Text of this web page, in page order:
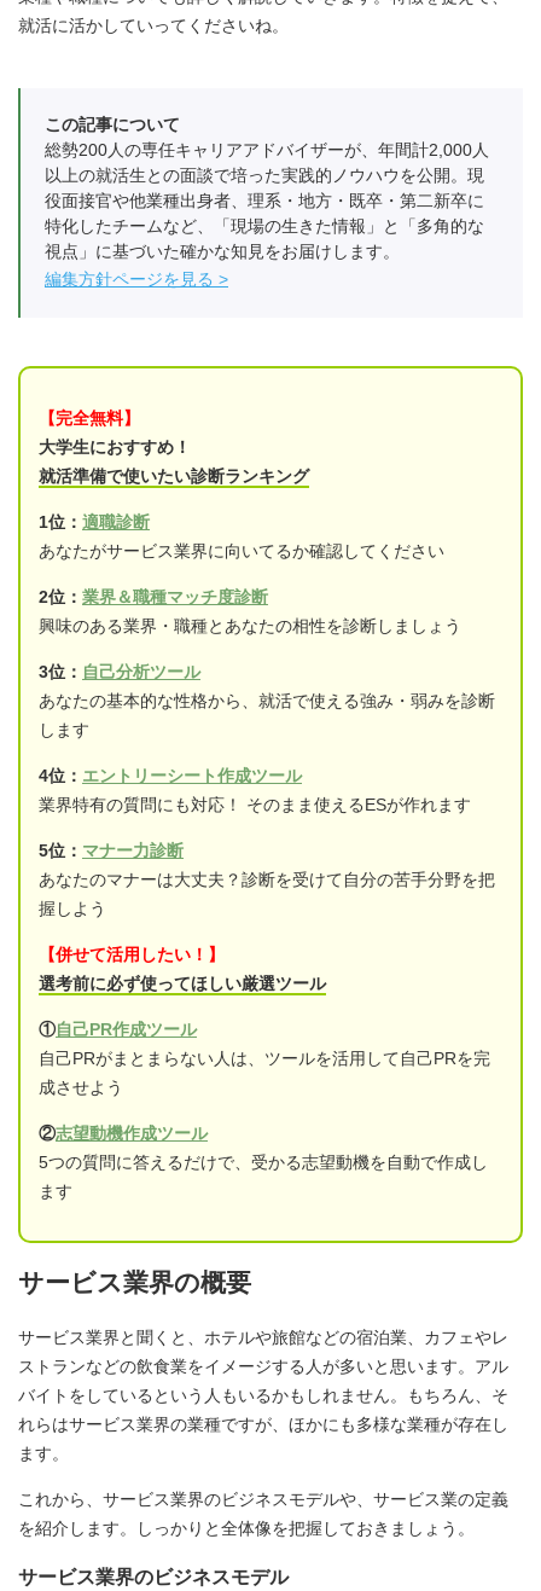
就活に活かしていってくださいね。
この記事について
総勢200人の専任キャリアアドバイザーが、年間計2,000人
以上の就活生との面談で培った実践的ノウハウを公開。現
役面接官や他業種出身者、理系・地方・既卒・第二新卒に
特化したチームなど、「現場の生きた情報」と「多角的な
視点」に基づいた確かな知見をお届けします。
編集方針ページを見る
【完全無料】
大学生におすすめ！
就活準備で使いたい診断ランキング
1位： 適職診断
あなたがサービス業界に向いてるか確認してください
2位： 業界＆職種マッチ度診断
興味のある業界・職種とあなたの相性を診断しましょう
3位： 自己分析ツール
あなたの基本的な性格から、就活で使える強み・弱みを診断
します
4位： エントリーシート作成ツール
業界特有の質問にも対応！ そのまま使えるESが作れます
5位： マナー力診断
あなたのマナーは大丈夫？診断を受けて自分の苦手分野を把
握しよう
【併せて活用したい！】
選考前に必ず使ってほしい厳選ツール
①自己PR作成ツール
自己PRがまとまらない人は、ツールを活用して自己PRを完
成させよう
②志望動機作成ツール
5つの質問に答えるだけで、受かる志望動機を自動で作成し
ます
サービス業界の概要
サービス業界と聞くと、ホテルや旅館などの宿泊業、カフェやレ
ストランなどの飲食業をイメージする人が多いと思います。アル
バイトをしているという人もいるかもしれません。もちろん、そ
れらはサービス業界の業種ですが、ほかにも多様な業種が存在し
ます。
これから、サービス業界のビジネスモデルや、サービス業の定義
を紹介します。しっかりと全体像を把握しておきましょう。
サービス業界のビジネスモデル